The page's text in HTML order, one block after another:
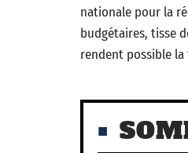
nationale pour la
budgétaires, tisse
rendent possible